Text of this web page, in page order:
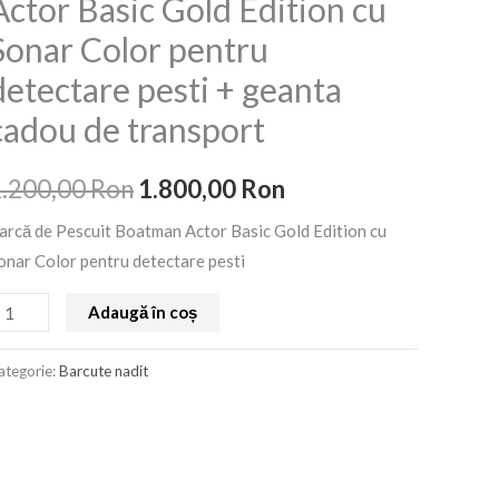
Basic Gold Edition cu
Color pentru
pesti + geanta
de transport
Ron
a
fost:
2.200,00 Ron.
1.800,00 Ron
este:
1.800,00 Ron.
de Pescuit Boatman Actor Basic Gold Edition cu
Color pentru detectare pesti
Adaugă în coș
Barcute nadit